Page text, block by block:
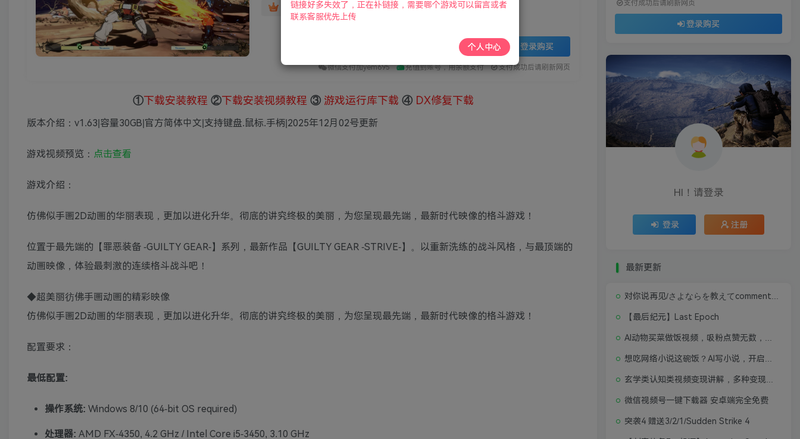
赞助会员 免费
登录购买
微信支付加yem695 充值到账号，用余额支付 支付成功后请刷新网页
①下载安装教程 ②下载安装视频教程 ③ 游戏运行库下载 ④ DX修复下载
版本介绍：v1.63|容量30GB|官方简体中文|支持键盘.鼠标.手柄|2025年12月02号更新
游戏视频预览： 点击查看
游戏介绍：
仿佛似手画2D动画的华丽表现，更加以进化升华。彻底的讲究终极的美丽，为您呈现最先端，最新时代映像的格斗游戏！
位置于最先端的【罪恶装备 -GUILTY GEAR-】系列，最新作品【GUILTY GEAR -STRIVE-】。以重新洗练的战斗风格，与最顶端的
动画映像，体验最刺激的连续格斗战斗吧！
◆超美丽彷佛手画动画的精彩映像
仿佛似手画2D动画的华丽表现，更加以进化升华。彻底的讲究终极的美丽，为您呈现最先端，最新时代映像的格斗游戏！
配置要求：
最低配置:
操作系统: Windows 8/10 (64-bit OS required)
处理器: AMD FX-4350, 4.2 GHz / Intel Core i5-3450, 3.10 GHz
支付成功后请刷新网页
登录购买
HI！请登录
登录 注册
最新更新
【最后纪元】Last Epoch
微信视频号一键下载器 安卓端完全免费
突袭4 赠送3/2/1/Sudden Strike 4
链接好多失效了，正在补链接，需要哪个游戏可以留言或者
联系客服优先上传
个人中心